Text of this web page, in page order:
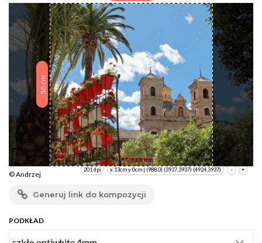
50
cm
+
-
x:13cm y:0cm | (988,0) (3937,3937) (4924,3937)
201 dpi
© Andrzej
Generuj link do kompozycji
PODKŁAD